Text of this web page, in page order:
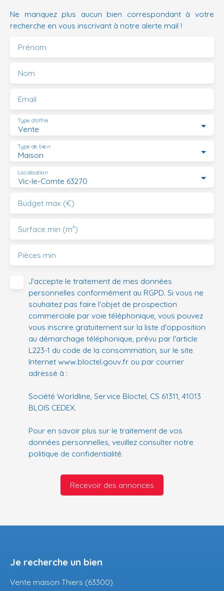
Ne manquez plus aucun bien correspondant à votre
recherche en vous inscrivant à notre alerte mail !
Prénom
Nom
Email
Vente
Type d'offre
Maison
Type de bien
Vic-le-Comte 63270
Localisation
Budget max (€)
Surface min (m²)
Pièces min
J'accepte le traitement de mes données
personnelles conformément au RGPD. Si vous ne
souhaitez pas faire l'objet de prospection
commerciale par voie téléphonique, vous pouvez
vous inscrire gratuitement sur la liste d'opposition
au démarchage téléphonique, prévu par l'article
L223-1 du code de la consommation, sur le site
Internet www.bloctel.gouv.fr ou par courrier
adressé à :
Société Worldline, Service Bloctel, CS 61311, 41013
BLOIS CEDEX.
Pour en savoir plus sur le traitement de vos
données personnelles, veuillez consulter notre
politique de confidentialité.
Recevoir des annonces
Je recherche un bien
Vente maison Thiers (63300)